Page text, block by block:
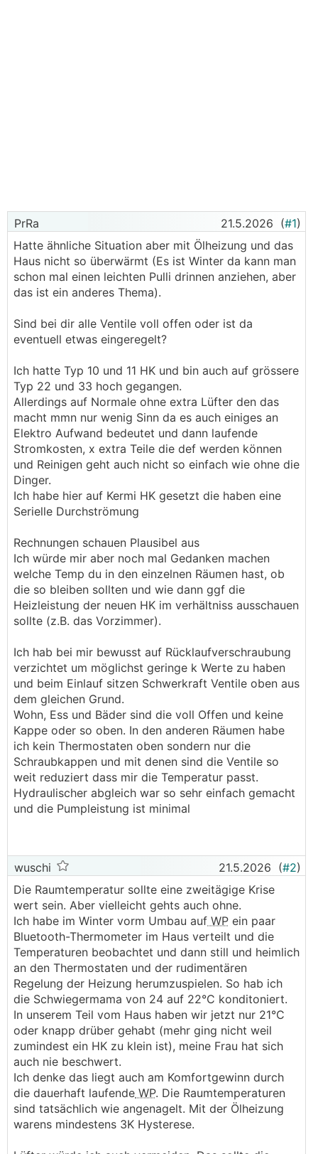
PrRa 21.5.2026 (#1)
Hatte ähnliche Situation aber mit Ölheizung und das
Haus nicht so überwärmt (Es ist Winter da kann man
schon mal einen leichten Pulli drinnen anziehen, aber
das ist ein anderes Thema).
Sind bei dir alle Ventile voll offen oder ist da
eventuell etwas eingeregelt?
Ich hatte Typ 10 und 11 HK und bin auch auf grössere
Typ 22 und 33 hoch gegangen.
Allerdings auf Normale ohne extra Lüfter den das
macht mmn nur wenig Sinn da es auch einiges an
Elektro Aufwand bedeutet und dann laufende
Stromkosten, x extra Teile die def werden können
und Reinigen geht auch nicht so einfach wie ohne die
Dinger.
Ich habe hier auf Kermi HK gesetzt die haben eine
Serielle Durchströmung
Rechnungen schauen Plausibel aus
Ich würde mir aber noch mal Gedanken machen
welche Temp du in den einzelnen Räumen hast, ob
die so bleiben sollten und wie dann ggf die
Heizleistung der neuen HK im verhältniss ausschauen
sollte (z.B. das Vorzimmer).
Ich hab bei mir bewusst auf Rücklaufverschraubung
verzichtet um möglichst geringe k Werte zu haben
und beim Einlauf sitzen Schwerkraft Ventile oben aus
dem gleichen Grund.
Wohn, Ess und Bäder sind die voll Offen und keine
Kappe oder so oben. In den anderen Räumen habe
ich kein Thermostaten oben sondern nur die
Schraubkappen und mit denen sind die Ventile so
weit reduziert dass mir die Temperatur passt.
Hydraulischer abgleich war so sehr einfach gemacht
und die Pumpleistung ist minimal
wuschi 21.5.2026 (#2)
Die Raumtemperatur sollte eine zweitägige Krise
wert sein. Aber vielleicht gehts auch ohne.
Ich habe im Winter vorm Umbau auf WP ein paar
Bluetooth-Thermometer im Haus verteilt und die
Temperaturen beobachtet und dann still und heimlich
an den Thermostaten und der rudimentären
Regelung der Heizung herumzuspielen. So hab ich
die Schwiegermama von 24 auf 22°C konditoniert.
In unserem Teil vom Haus haben wir jetzt nur 21°C
oder knapp drüber gehabt (mehr ging nicht weil
zumindest ein HK zu klein ist), meine Frau hat sich
auch nie beschwert.
Ich denke das liegt auch am Komfortgewinn durch
die dauerhaft laufende WP. Die Raumtemperaturen
sind tatsächlich wie angenagelt. Mit der Ölheizung
warens mindestens 3K Hysterese.